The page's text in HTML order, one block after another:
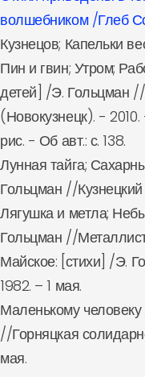
волшебником /Глеб
Кузнецов; Капельки
Пин и гвин; Утром;
детей] /Э. Гольцман //
(Новокузнецк). -
рис. - Об авт.: с. 138.
Лунная тайга;
Гольцман //
Лягушка и метла;
Гольцман //
Майское: [стихи] /Э.
1982. – 1 мая.
Маленькому
//Горняцкая
мая.